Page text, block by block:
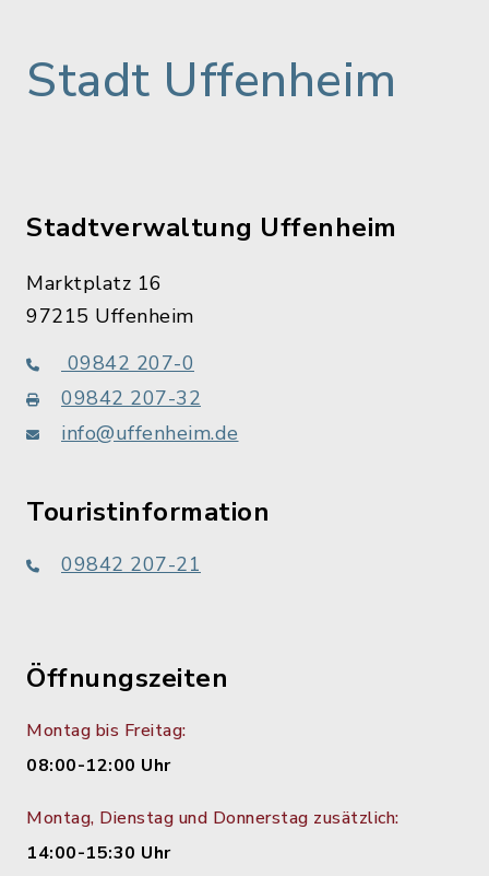
Stadt Uffenheim
Stadtverwaltung Uffenheim
Marktplatz 16
97215 Uffenheim
09842 207-0
09842 207-32
info@uffenheim.de
Touristinformation
09842 207-21
Öffnungszeiten
Montag bis Freitag:
08:00-12:00 Uhr
Montag, Dienstag und Donnerstag zusätzlich:
14:00-15:30 Uhr